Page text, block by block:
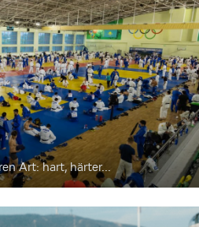
Art: hart, härter...